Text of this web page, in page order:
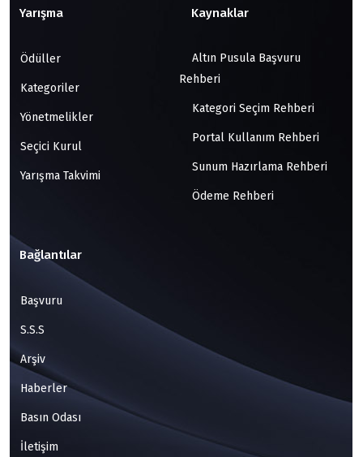
Yarışma
Ödüller
Kategoriler
Yönetmelikler
Seçici Kurul
Yarışma Takvimi
Kaynaklar
Altın Pusula Başvuru
Rehberi
Kategori Seçim Rehberi
Portal Kullanım Rehberi
Sunum Hazırlama Rehberi
Ödeme Rehberi
Bağlantılar
Başvuru
S.S.S
Arşiv
Haberler
Basın Odası
İletişim